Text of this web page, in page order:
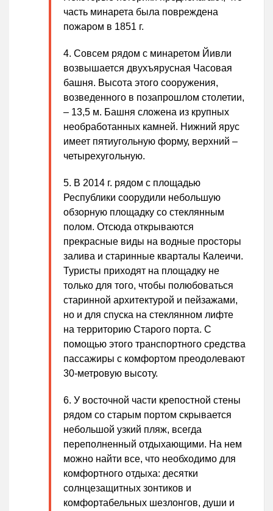
часть минарета была повреждена
пожаром в 1851 г.
Совсем рядом с минаретом Йивли
возвышается двухъярусная Часовая
башня. Высота этого сооружения,
возведенного в позапрошлом столетии,
– 13,5 м. Башня сложена из крупных
необработанных камней. Нижний ярус
имеет пятиугольную форму, верхний –
четырехугольную.
В 2014 г. рядом с площадью
Республики соорудили небольшую
обзорную площадку со стеклянным
полом. Отсюда открываются
прекрасные виды на водные просторы
залива и старинные кварталы Калеичи.
Туристы приходят на площадку не
только для того, чтобы полюбоваться
старинной архитектурой и пейзажами,
но и для спуска на стеклянном лифте
на территорию Старого порта. С
помощью этого транспортного средства
пассажиры с комфортом преодолевают
30-метровую высоту.
У восточной части крепостной стены
рядом со старым портом скрывается
небольшой узкий пляж, всегда
переполненный отдыхающими. На нем
можно найти все, что необходимо для
комфортного отдыха: десятки
солнцезащитных зонтиков и
комфортабельных шезлонгов, души и